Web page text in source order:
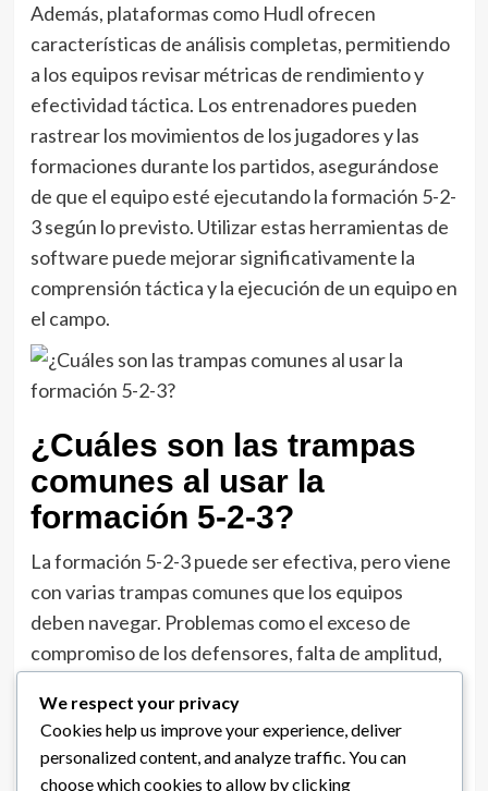
Además, plataformas como Hudl ofrecen
características de análisis completas, permitiendo
a los equipos revisar métricas de rendimiento y
efectividad táctica. Los entrenadores pueden
rastrear los movimientos de los jugadores y las
formaciones durante los partidos, asegurándose
de que el equipo esté ejecutando la formación 5-2-
3 según lo previsto. Utilizar estas herramientas de
software puede mejorar significativamente la
comprensión táctica y la ejecución de un equipo en
el campo.
¿Cuáles son las trampas
comunes al usar la
formación 5-2-3?
La formación 5-2-3 puede ser efectiva, pero viene
con varias trampas comunes que los equipos
deben navegar. Problemas como el exceso de
compromiso de los defensores, falta de amplitud,
transiciones y juego por las bandas ineficaz
pueden socavar su efectividad.
We respect your privacy
Cookies help us improve your experience, deliver
personalized content, and analyze traffic. You can
choose which cookies to allow by clicking